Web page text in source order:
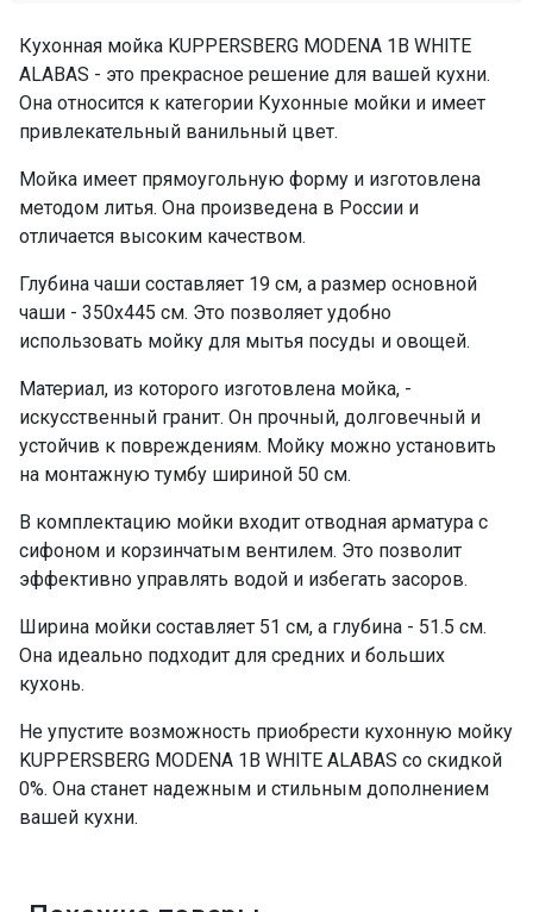
Кухонная мойка KUPPERSBERG MODENA 1B WHITE
ALABAS - это прекрасное решение для вашей кухни.
Она относится к категории Кухонные мойки и имеет
привлекательный ванильный цвет.
Мойка имеет прямоугольную форму и изготовлена
методом литья. Она произведена в России и
отличается высоким качеством.
Глубина чаши составляет 19 см, а размер основной
чаши - 350x445 см. Это позволяет удобно
использовать мойку для мытья посуды и овощей.
Материал, из которого изготовлена мойка, -
искусственный гранит. Он прочный, долговечный и
устойчив к повреждениям. Мойку можно установить
на монтажную тумбу шириной 50 см.
В комплектацию мойки входит отводная арматура с
сифоном и корзинчатым вентилем. Это позволит
эффективно управлять водой и избегать засоров.
Ширина мойки составляет 51 см, а глубина - 51.5 см.
Она идеально подходит для средних и больших
кухонь.
Не упустите возможность приобрести кухонную мойку
KUPPERSBERG MODENA 1B WHITE ALABAS со скидкой
0%. Она станет надежным и стильным дополнением
вашей кухни.